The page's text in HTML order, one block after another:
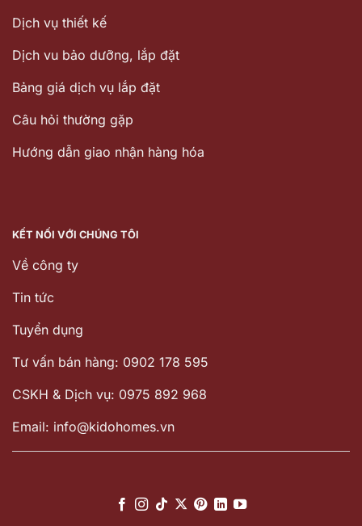
Dịch vụ thiết kế
Dịch vu bảo dưỡng, lắp đặt
Bảng giá dịch vụ lắp đặt
Câu hỏi thường gặp
Hướng dẫn giao nhận hàng hóa
KẾT NỐI VỚI CHÚNG TÔI
Về công ty
Tin tức
Tuyển dụng
Tư vấn bán hàng: 0902 178 595
CSKH & Dịch vụ: 0975 892 968
Email: info@kidohomes.vn